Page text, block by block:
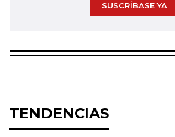
SUSCRÍBASE YA
TENDENCIAS